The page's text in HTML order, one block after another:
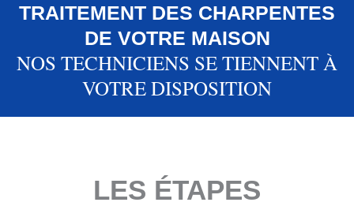
TRAITEMENT DES CHARPENTES
DE VOTRE MAISON
NOS TECHNICIENS SE TIENNENT À
VOTRE DISPOSITION
LES ÉTAPES